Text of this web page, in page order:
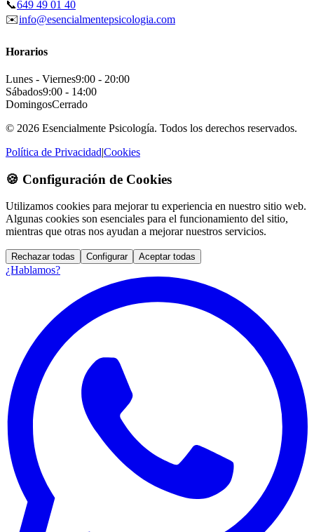
📞649 49 01 40
✉️info@esencialmentepsicologia.com
Horarios
Lunes - Viernes9:00 - 20:00
Sábados9:00 - 14:00
DomingosCerrado
© 2026 Esencialmente Psicología. Todos los derechos reservados.
Política de Privacidad|Cookies
🍪 Configuración de Cookies
Utilizamos cookies para mejorar tu experiencia en nuestro sitio web.
Algunas cookies son esenciales para el funcionamiento del sitio,
mientras que otras nos ayudan a mejorar nuestros servicios.
Rechazar todas Configurar Aceptar todas
¿Hablamos?